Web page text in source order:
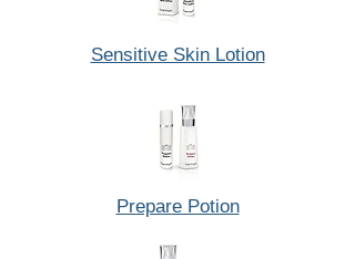
Sensitive Skin Lotion
Prepare Potion